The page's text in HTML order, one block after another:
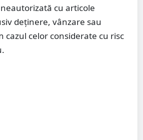
cu articole
deținere, vânzare sau
cazul celor considerate cu risc